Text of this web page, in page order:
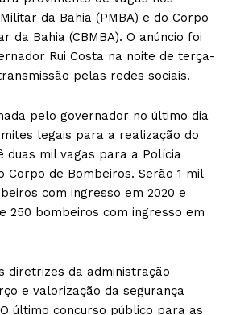
da Bahia (PMBA) e do Corpo
da Bahia (CBMBA). O anúncio foi
Rui Costa na noite de terça-
pelas redes sociais.
pelo governador no último dia
legais para a realização do
duas mil vagas para a Polícia
Corpo de Bombeiros. Serão 1 mil
com ingresso em 2020 e
250 bombeiros com ingresso em
diretrizes da administração
e valorização da segurança
último concurso público para as